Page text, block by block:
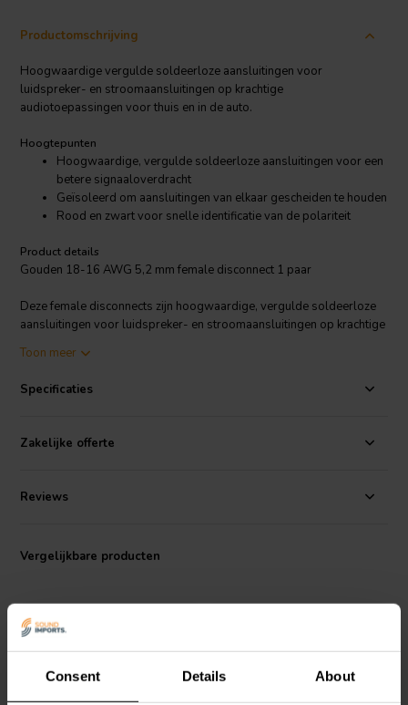
Consent Details About
Productomschrijving
Hoogwaardige vergulde soldeerloze aansluitingen voor
luidspreker- en stroomaansluitingen op krachtige
audiotoepassingen voor thuis en in de auto.
Hoogtepunten
Hoogwaardige, vergulde soldeerloze aansluitingen voor een
betere signaaloverdracht
Geïsoleerd om aansluitingen van elkaar gescheiden te houden
Rood en zwart voor snelle identificatie van de polariteit
Product details
Gouden 18-16 AWG 5,2 mm female disconnect 1 paar
Deze female disconnects zijn hoogwaardige, vergulde soldeerloze
aansluitingen voor luidspreker- en stroomaansluitingen op krachtige
zwarte isolatoren voor snelle identificatie van de polariteit en ter
signaaloverdracht en corrosievrije prestaties. Per paar verkocht.
Toon meer
Specificaties
Zakelijke offerte
Reviews
Vergelijkbare producten